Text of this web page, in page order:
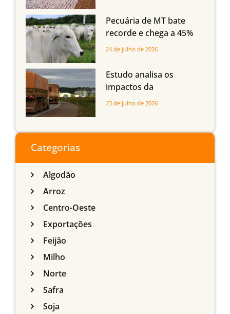
Maranhão
Pecuária de MT bate
recorde e chega a 45%
dos bovinos abatidos
24 de julho de 2026
Estudo analisa os
impactos da
infraestrutura logística
do Sul
23 de julho de 2026
Categorias
Algodão
Arroz
Centro-Oeste
Exportações
Feijão
Milho
Norte
Safra
Soja